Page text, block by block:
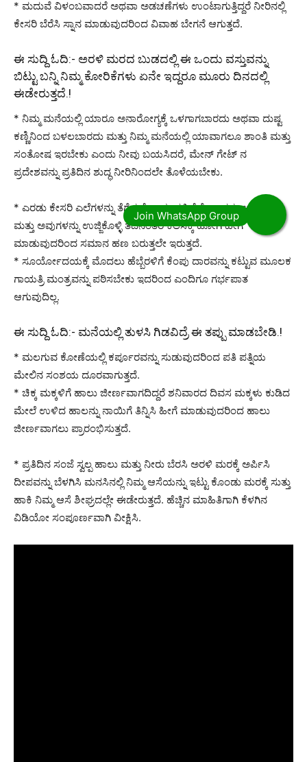
* ಮದುವೆ ವಿಳಂಬವಾದರೆ ಅಥವಾ ಅಡಚಣೆಗಳು ಉಂಟಾಗುತ್ತಿದ್ದರೆ ನೀರಿನಲ್ಲಿ
ಕೇಸರಿ ಬೆರೆಸಿ ಸ್ನಾನ ಮಾಡುವುದರಿಂದ ವಿವಾಹ ಬೇಗನೆ ಆಗುತ್ತದೆ.
ಈ ಸುದ್ದಿ ಓದಿ:- ಅರಳಿ ಮರದ ಬುಡದಲ್ಲಿ ಈ ಒಂದು ವಸ್ತುವನ್ನು
ಬಿಟ್ಟು ಬನ್ನಿ ನಿಮ್ಮ ಕೋರಿಕೆಗಳು ಏನೇ ಇದ್ದರೂ ಮೂರು ದಿನದಲ್ಲಿ
ಈಡೇರುತ್ತದೆ.!
* ನಿಮ್ಮ ಮನೆಯಲ್ಲಿ ಯಾರೂ ಅನಾರೋಗ್ಯಕ್ಕೆ ಒಳಗಾಗಬಾರದು ಅಥವಾ ದುಷ್ಟ
ಕಣ್ಣಿನಿಂದ ಬಳಲಬಾರದು ಮತ್ತು ನಿಮ್ಮ ಮನೆಯಲ್ಲಿ ಯಾವಾಗಲೂ ಶಾಂತಿ ಮತ್ತು
ಸಂತೋಷ ಇರಬೇಕು ಎಂದು ನೀವು ಬಯಸಿದರೆ, ಮೇನ್ ಗೇಟ್ ನ
ಪ್ರದೇಶವನ್ನು ಪ್ರತಿದಿನ ಶುದ್ಧ ನೀರಿನಿಂದಲೇ ತೊಳೆಯಬೇಕು.
* ಎರಡು ಕೇಸರಿ ಎಲೆಗಳನ್ನು ತೆಗೆದುಕೊಂಡು ಪ್ರತಿ ಕೈಗೆ ಒಂದನ್ನು ಅನ್ವಯಿಸಿ
ಮತ್ತು ಅವುಗಳನ್ನು ಉಜ್ಜಿಕೊಳ್ಳಿ ತದನಂತರ ಕೆಲಸಕ್ಕೆ ಹೋಗಿ ಹೀಗೆ
ಮಾಡುವುದರಿಂದ ಸಮಾನ ಹಣ ಬರುತ್ತಲೇ ಇರುತ್ತದೆ.
* ಸೂರ್ಯೋದಯಕ್ಕೆ ಮೊದಲು ಹೆಬ್ಬೆರಳಿಗೆ ಕೆಂಪು ದಾರವನ್ನು ಕಟ್ಟುವ ಮೂಲಕ
ಗಾಯತ್ರಿ ಮಂತ್ರವನ್ನು ಪಠಿಸಬೇಕು ಇದರಿಂದ ಎಂದಿಗೂ ಗರ್ಭಪಾತ
ಆಗುವುದಿಲ್ಲ.
ಈ ಸುದ್ದಿ ಓದಿ:- ಮನೆಯಲ್ಲಿ ತುಳಸಿ ಗಿಡವಿದ್ರೆ ಈ ತಪ್ಪು ಮಾಡಬೇಡಿ.!
* ಮಲಗುವ ಕೋಣೆಯಲ್ಲಿ ಕರ್ಪೂರವನ್ನು ಸುಡುವುದರಿಂದ ಪತಿ ಪತ್ನಿಯ
ಮೇಲಿನ ಸಂಶಯ ದೂರವಾಗುತ್ತದೆ.
* ಚಿಕ್ಕ ಮಕ್ಕಳಿಗೆ ಹಾಲು ಜೀರ್ಣವಾಗದಿದ್ದರೆ ಶನಿವಾರದ ದಿವಸ ಮಕ್ಕಳು ಕುಡಿದ
ಮೇಲೆ ಉಳಿದ ಹಾಲನ್ನು ನಾಯಿಗೆ ತಿನ್ನಿಸಿ ಹೀಗೆ ಮಾಡುವುದರಿಂದ ಹಾಲು
ಜೀರ್ಣವಾಗಲು ಪ್ರಾರಂಭಿಸುತ್ತದೆ.
* ಪ್ರತಿದಿನ ಸಂಜೆ ಸ್ವಲ್ಪ ಹಾಲು ಮತ್ತು ನೀರು ಬೆರಸಿ ಅರಳಿ ಮರಕ್ಕೆ ಅರ್ಪಿಸಿ
ದೀಪವನ್ನು ಬೆಳಗಿಸಿ ಮನಸಿನಲ್ಲಿ ನಿಮ್ಮ ಆಸೆಯನ್ನು ಇಟ್ಟು ಕೊಂಡು ಮರಕ್ಕೆ ಸುತ್ತು
ಹಾಕಿ ನಿಮ್ಮ ಆಸೆ ಶೀಘ್ರದಲ್ಲೇ ಈಡೇರುತ್ತದೆ. ಹೆಚ್ಚಿನ ಮಾಹಿತಿಗಾಗಿ ಕೆಳಗಿನ
ವಿಡಿಯೋ ಸಂಪೂರ್ಣವಾಗಿ ವೀಕ್ಷಿಸಿ.